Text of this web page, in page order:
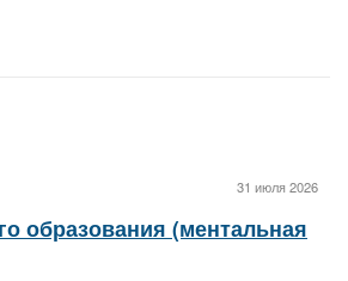
31 июля 2026
образования (ментальная